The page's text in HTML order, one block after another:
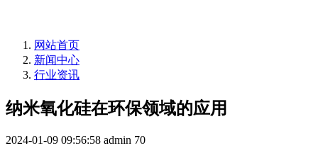
网站首页
新闻中心
行业资讯
纳米氧化硅在环保领域的应用
2024-01-09 09:56:58 admin 70